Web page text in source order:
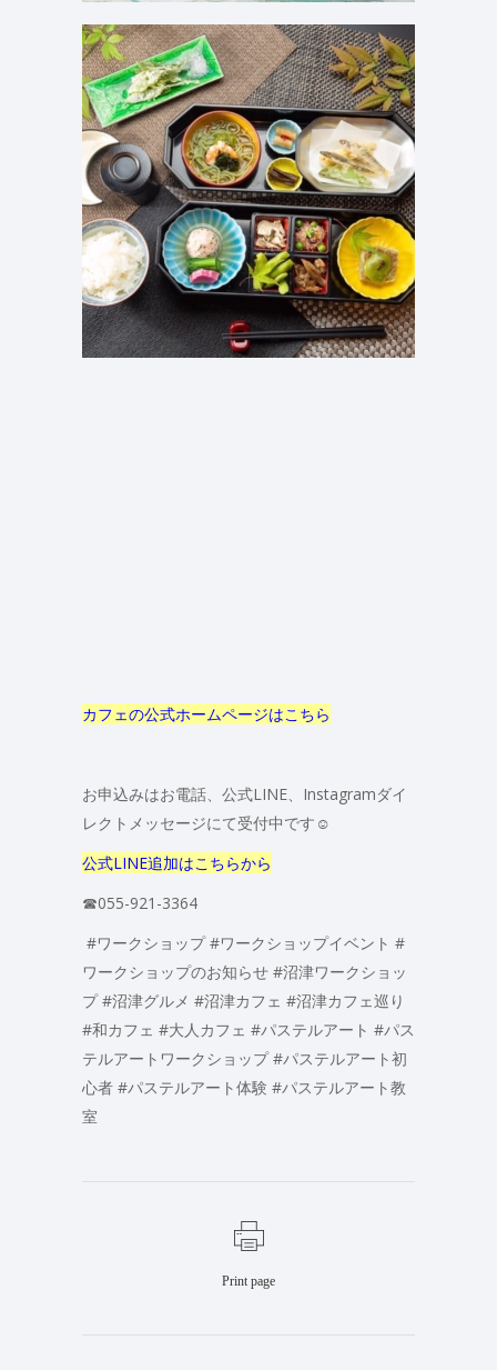
カフェの公式ホームページはこちら
お申込みはお電話、公式LINE、Instagramダイ
レクトメッセージにて受付中です☺
公式LINE追加はこちらから
☎055-921-3364
#ワークショップ #ワークショップイベント #
ワークショップのお知らせ #沼津ワークショッ
プ #沼津グルメ #沼津カフェ #沼津カフェ巡り
#和カフェ #大人カフェ #パステルアート #パス
テルアートワークショップ #パステルアート初
心者 #パステルアート体験 #パステルアート教
室
Print page